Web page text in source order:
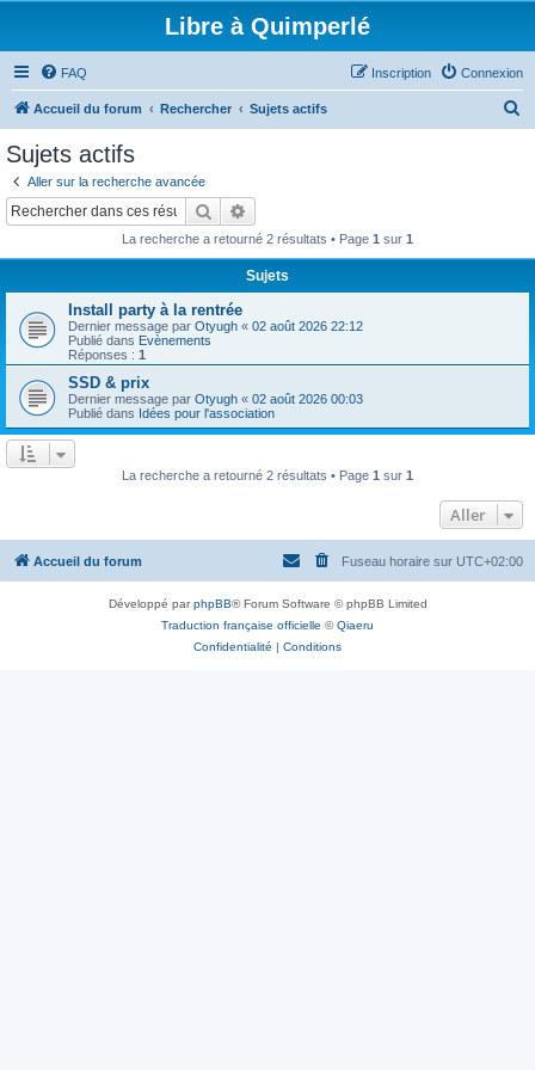
Libre à Quimperlé
FAQ Connexion
Inscription
Accueil du forum Rechercher Sujets actifs
r
Sujets actifs
Aller sur la recherche avancée
Rechercher
La recherche a retourné 2 résultats • Page 1 sur 1
Sujets
Install party à la rentrée
Dernier message par Otyugh « 02 août 2026 22:12
Publié dans Evènements
Réponses : 1
SSD & prix
Dernier message par Otyugh « 02 août 2026 00:03
Publié dans Idées pour l'association
La recherche a retourné 2 résultats • Page 1 sur 1
Aller
Accueil du forum Fuseau horaire sur UTC+02:00
Développé parphpBB® Forum Software © phpBB Limited
Traduction française officielle ©Qiaeru
Confidentialité | Conditions